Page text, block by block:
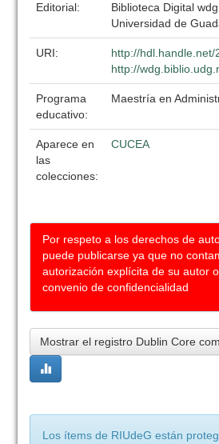
Editorial:
Biblioteca Digital
Universidad de
URI:
http://
http://
Programa
educativo:
Maestría en
Aparece en
las
colecciones:
CUCEA
Por respeto a los derechos de
puede publicarse ya que no
autorización explícita de su autor
convenio de confidencialidad
Mostrar el registro Dublin Core
Los ítems de RIUdeG están